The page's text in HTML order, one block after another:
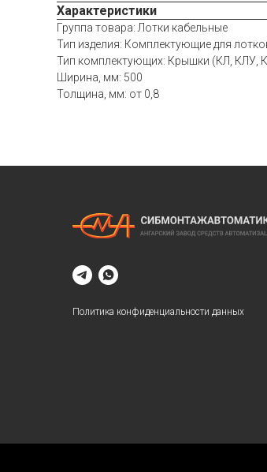
Характеристики
Группа товара: Лотки кабельные
Тип изделия: Комплектующие для
Тип комплектующих: Крышки (КЛ, КЛУ,
Ширина, мм: 500
Толщина, мм: от 0,8
Политика конфиденциальности данных